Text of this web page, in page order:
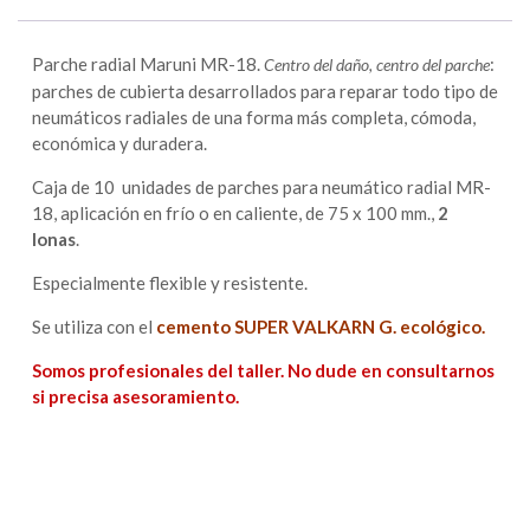
Parche radial Maruni MR-18.Centro del daño, centro del parche:
parches de cubierta desarrollados para reparar todo tipo de
neumáticos radiales de una forma más completa, cómoda,
económica y duradera.
Caja de 10 unidades de parches para neumático radial MR-
18, aplicación en frío o en caliente, de 75 x 100 mm., 2
lonas.
Especialmente flexible y resistente.
Se utiliza con el cemento SUPER VALKARN G. ecológico.
Somos profesionales del taller. No dude en consultarnos
si precisa asesoramiento.